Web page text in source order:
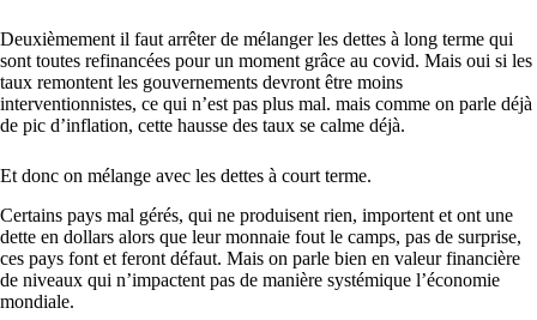
Deuxièmement il faut arrêter de mélanger les dettes à long terme qui
sont toutes refinancées pour un moment grâce au covid. Mais oui si les
taux remontent les gouvernements devront être moins
interventionnistes, ce qui n’est pas plus mal. mais comme on parle déjà
de pic d’inflation, cette hausse des taux se calme déjà.
Et donc on mélange avec les dettes à court terme.
Certains pays mal gérés, qui ne produisent rien, importent et ont une
dette en dollars alors que leur monnaie fout le camps, pas de surprise,
ces pays font et feront défaut. Mais on parle bien en valeur financière
de niveaux qui n’impactent pas de manière systémique l’économie
mondiale.